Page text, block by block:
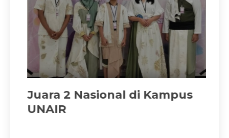
Juara 2 Nasional di Kampus
UNAIR